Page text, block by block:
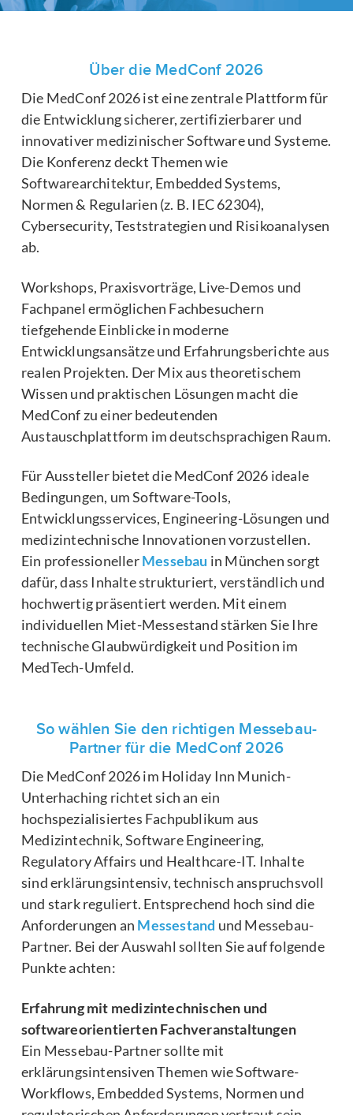
Über die MedConf 2026
Die MedConf 2026 ist eine zentrale Plattform für
die Entwicklung sicherer, zertifizierbarer und
innovativer medizinischer Software und Systeme.
Die Konferenz deckt Themen wie
Softwarearchitektur, Embedded Systems,
Normen & Regularien (z. B. IEC 62304),
Cybersecurity, Teststrategien und Risikoanalysen
ab.
Workshops, Praxisvorträge, Live-Demos und
Fachpanel ermöglichen Fachbesuchern
tiefgehende Einblicke in moderne
Entwicklungsansätze und Erfahrungsberichte aus
realen Projekten. Der Mix aus theoretischem
Wissen und praktischen Lösungen macht die
MedConf zu einer bedeutenden
Austauschplattform im deutschsprachigen Raum.
Für Aussteller bietet die MedConf 2026 ideale
Bedingungen, um Software-Tools,
Entwicklungsservices, Engineering-Lösungen und
medizintechnische Innovationen vorzustellen.
Ein professionellerMessebau in München sorgt
dafür, dass Inhalte strukturiert, verständlich und
hochwertig präsentiert werden. Mit einem
individuellen Miet-Messestand stärken Sie Ihre
technische Glaubwürdigkeit und Position im
MedTech-Umfeld.
So wählen Sie den richtigen Messebau-
Partner für die MedConf 2026
Die MedConf 2026 im Holiday Inn Munich-
Unterhaching richtet sich an ein
hochspezialisiertes Fachpublikum aus
Medizintechnik, Software Engineering,
Regulatory Affairs und Healthcare-IT. Inhalte
sind erklärungsintensiv, technisch anspruchsvoll
und stark reguliert. Entsprechend hoch sind die
Anforderungen an Messestand und Messebau-
Partner. Bei der Auswahl sollten Sie auf folgende
Punkte achten:
Erfahrung mit medizintechnischen und
softwareorientierten Fachveranstaltungen
Ein Messebau-Partner sollte mit
erklärungsintensiven Themen wie Software-
Workflows, Embedded Systems, Normen und